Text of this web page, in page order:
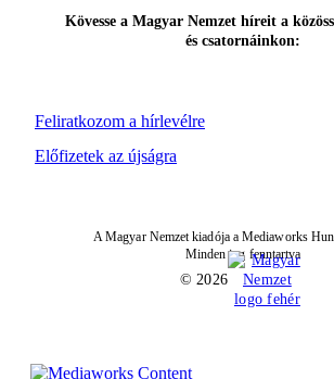
Feliratkozom a hírlevélre
Kövesse a Magyar Nemzet híreit a
és csatornáinkon:
Előfizetek az újságra
A Magyar Nemzet kiadója a Mediaworks
Minden jog fenntartva
© 2026